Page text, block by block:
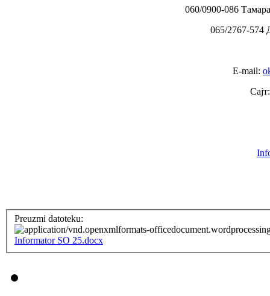
060/0900-086
065/2767-574
E-mail:
Preuzmi datoteku:
Informator SO 25.docx